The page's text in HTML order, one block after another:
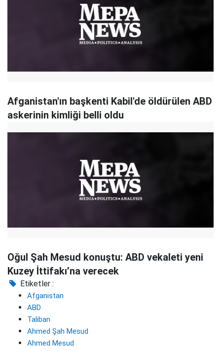
Afganistan'ın başkenti Kabil'de öldürülen ABD
askerinin kimliği belli oldu
Oğul Şah Mesud konuştu: ABD vekaleti yeni
Kuzey İttifakı’na verecek
Etiketler :
Afganistan
ABD
Taliban
Ahmed Şah Mesud
Ahmed Mesud